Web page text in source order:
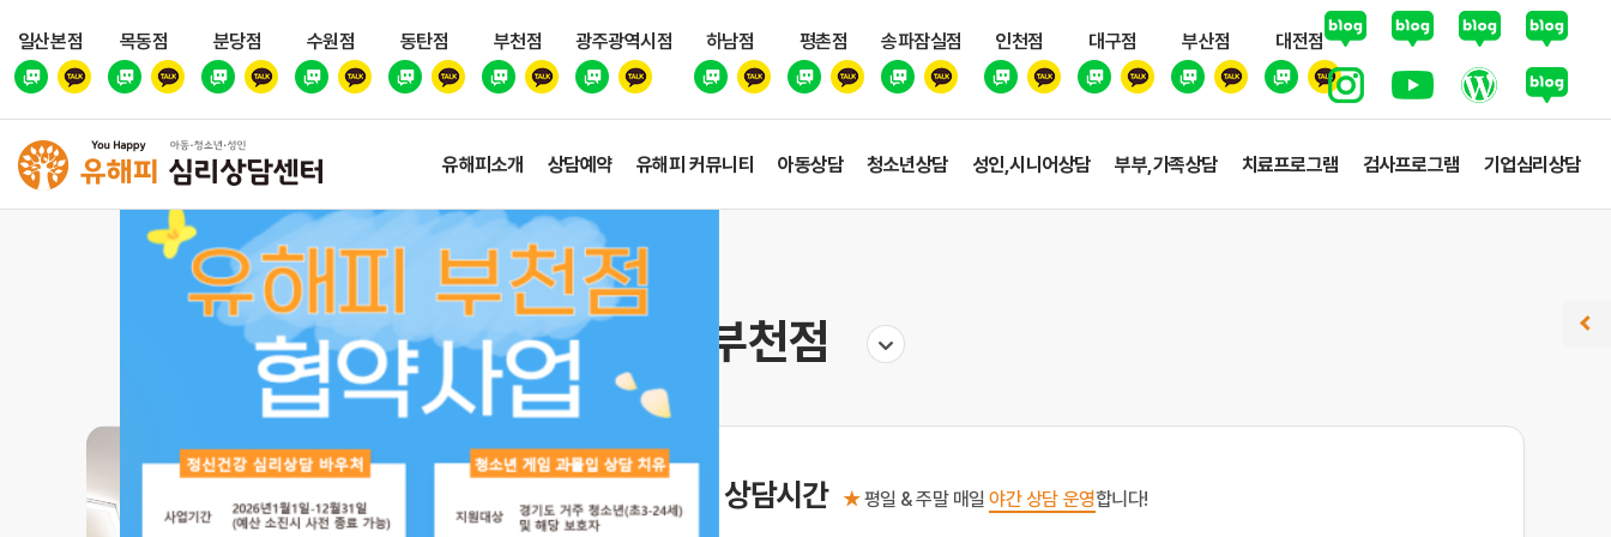
일산본점 목동점 분당점 수원점 동탄점 부천점 광주광역시점 하남점 평촌점 송파잠실점 인천점 대구점 부산점 대전점
유해피소개 상담예약 유해피 커뮤니티 아동상담 청소년상담 성인,시니어상담 부부,가족상담 치료프로그램 검사프로그램 기업심리상담
부천점
상담시간 ★평일 & 주말 매일야간 상담 운영합니다!